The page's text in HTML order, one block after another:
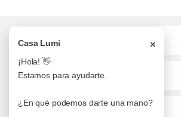
Categorias
Lo mas buscado
Informacion al Cliente
Casa Lumi ×
¡Hola! 👋
Estamos para ayudarte.
¿En qué podemos darte una mano?